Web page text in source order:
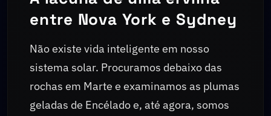
entre Nova York e Sydney
Não existe vida inteligente em nosso
sistema solar. Procuramos debaixo das
rochas em Marte e examinamos as plumas
geladas de Encélado e, até agora, somos